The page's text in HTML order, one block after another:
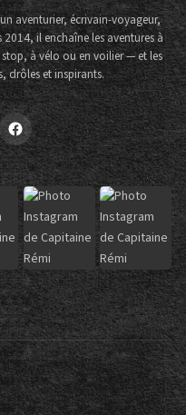
aventurier, écrivain-voyageur,
2014, il enchaîne les aventures à
à vélo ou en voilier — et les
drôles et inspirants.